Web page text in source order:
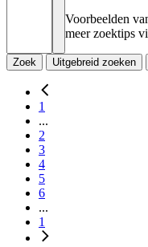
Voorbeelden
meer zoektips
Zoek Uitgebreid zoeken
1
...
2
3
4
5
6
...
1